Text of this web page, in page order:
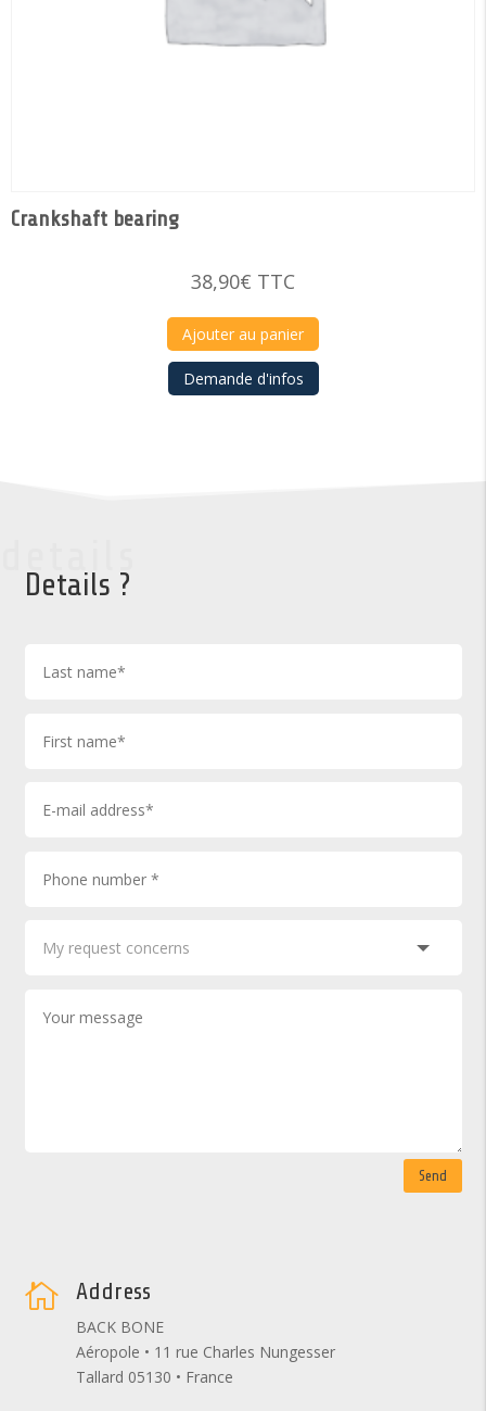
Crankshaft bearing
38,90€ TTC
Ajouter au panier
Demande d'infos
Details ?
Send
 Address
BACK BONE
Aéropole • 11 rue Charles Nungesser
Tallard 05130 • France